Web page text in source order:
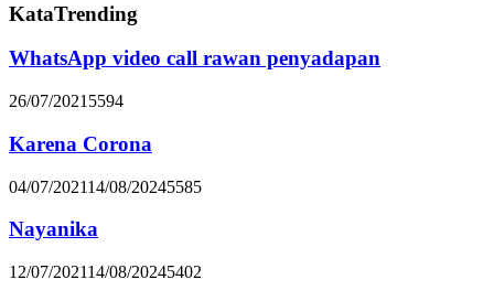
KataTrending
WhatsApp video call rawan penyadapan
26/07/2021 5594
Karena Corona
04/07/202114/08/20245585
Nayanika
12/07/202114/08/20245402